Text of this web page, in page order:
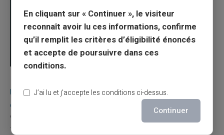
Une carte bancaire gratuite sans compte, ça
existe ?
Vous avez tapé cette recherche parce que votre banque vous
facture 50 € par an pour une carte que vo...
En cliquant sur « Continuer », le visiteur
reconnaît avoir lu ces informations, confirme
qu’il remplit les critères d’éligibilité énoncés
et accepte de poursuivre dans ces
conditions.
J’ai lu et j’accepte les conditions ci-dessus.
Continuer